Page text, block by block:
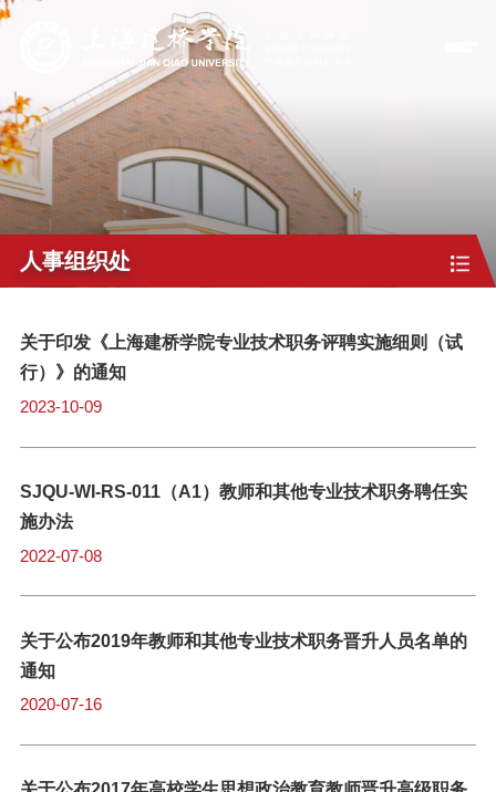
人事组织处
关于印发《上海建桥学院专业技术职务评聘实施细则（试
行）》的通知
2023-10-09
SJQU-WI-RS-011（A1）教师和其他专业技术职务聘任实
施办法
2022-07-08
关于公布2019年教师和其他专业技术职务晋升人员名单的
通知
2020-07-16